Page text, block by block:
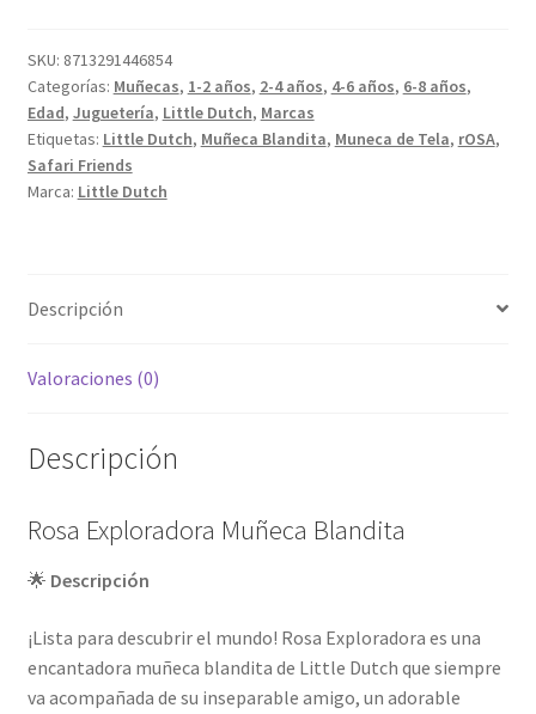
cantidad
SKU: 8713291446854
Categorías: Muñecas, 1-2 años, 2-4 años, 4-6 años, 6-8 años,
Edad, Juguetería, Little Dutch, Marcas
Etiquetas: Little Dutch, Muñeca Blandita, Muneca de Tela, rOSA,
Safari Friends
Marca: Little Dutch
Descripción
Valoraciones (0)
Descripción
Rosa Exploradora Muñeca Blandita
🌟 Descripción
¡Lista para descubrir el mundo! Rosa Exploradora es una
encantadora muñeca blandita de Little Dutch que siempre
va acompañada de su inseparable amigo, un adorable